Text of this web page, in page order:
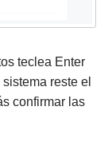
teclea Enter
reste el
confirmar las